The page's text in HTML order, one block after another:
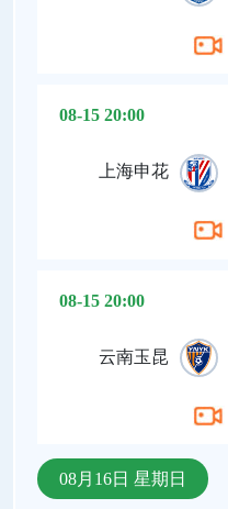
08-15 20:00
上海申花
08-15 20:00
云南玉昆
08月16日 星期日